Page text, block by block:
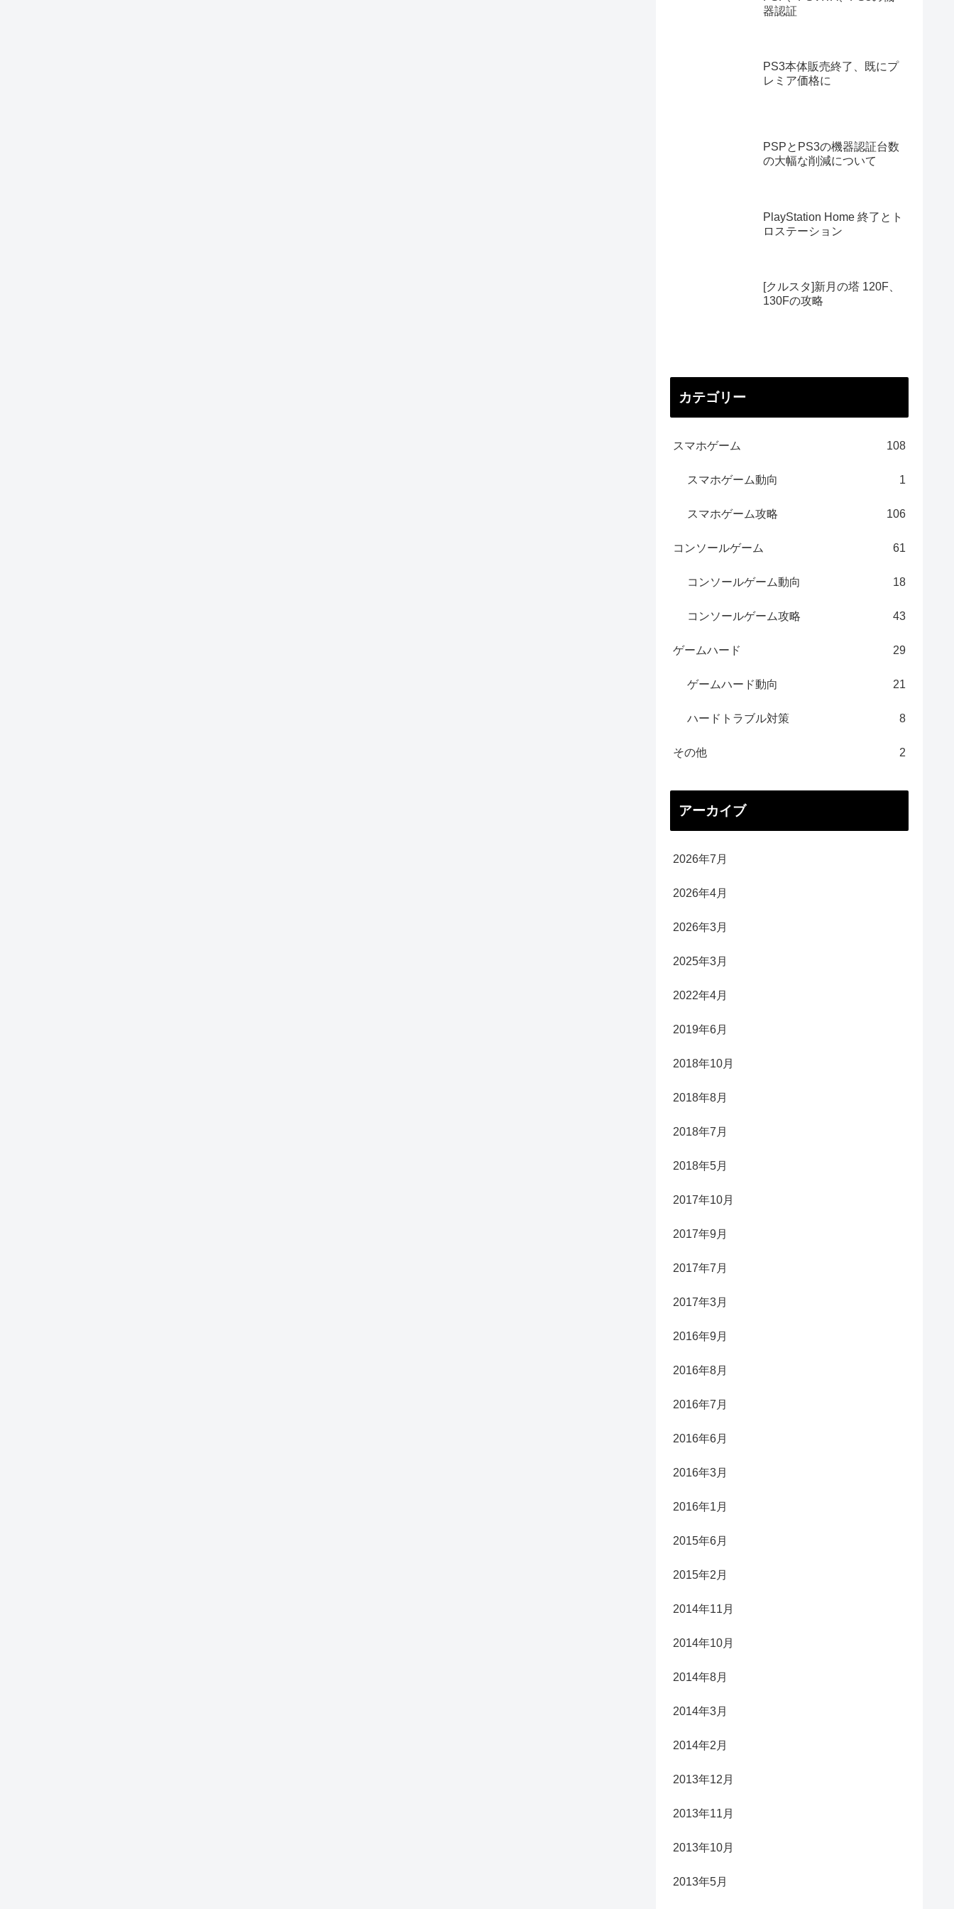
器認証
PS3本体販売終了、既にプ
レミア価格に
PSPとPS3の機器認証台数
の大幅な削減について
PlayStation Home 終了とト
ロステーション
[クルスタ]新月の塔 120F、
130Fの攻略
カテゴリー
スマホゲーム 108
スマホゲーム動向 1
スマホゲーム攻略 106
コンソールゲーム 61
コンソールゲーム動向 18
コンソールゲーム攻略 43
ゲームハード 29
ゲームハード動向 21
ハードトラブル対策 8
その他 2
アーカイブ
2026年7月
2026年4月
2026年3月
2025年3月
2022年4月
2019年6月
2018年10月
2018年8月
2018年7月
2018年5月
2017年10月
2017年9月
2017年7月
2017年3月
2016年9月
2016年8月
2016年7月
2016年6月
2016年3月
2016年1月
2015年6月
2015年2月
2014年11月
2014年10月
2014年8月
2014年3月
2014年2月
2013年12月
2013年11月
2013年10月
2013年5月